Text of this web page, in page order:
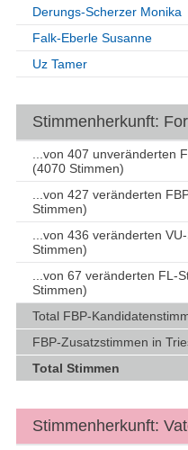
Derungs-Scherzer Monika
Falk-Eberle Susanne
Uz Tamer
Stimmenherkunft:
...von 407 unveränderten
(4070 Stimmen)
...von 427 veränderten
Stimmen)
...von 436 veränderten
Stimmen)
...von 67 veränderten FL-
Stimmen)
Total FBP-
FBP-Zusatzstimmen in
Total Stimmen
Stimmenherkunft: